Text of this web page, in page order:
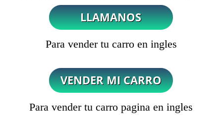
Para vender tu carro en ingles
Para vender tu carro pagina en ingles